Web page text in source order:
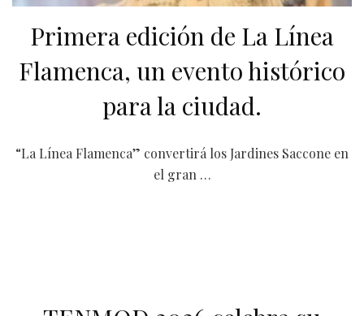
Primera edición de La Línea
Flamenca, un evento histórico
para la ciudad.
“La Línea Flamenca” convertirá los Jardines Saccone en
el gran …